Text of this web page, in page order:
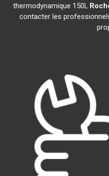
thermodynamique 150L
contacter les